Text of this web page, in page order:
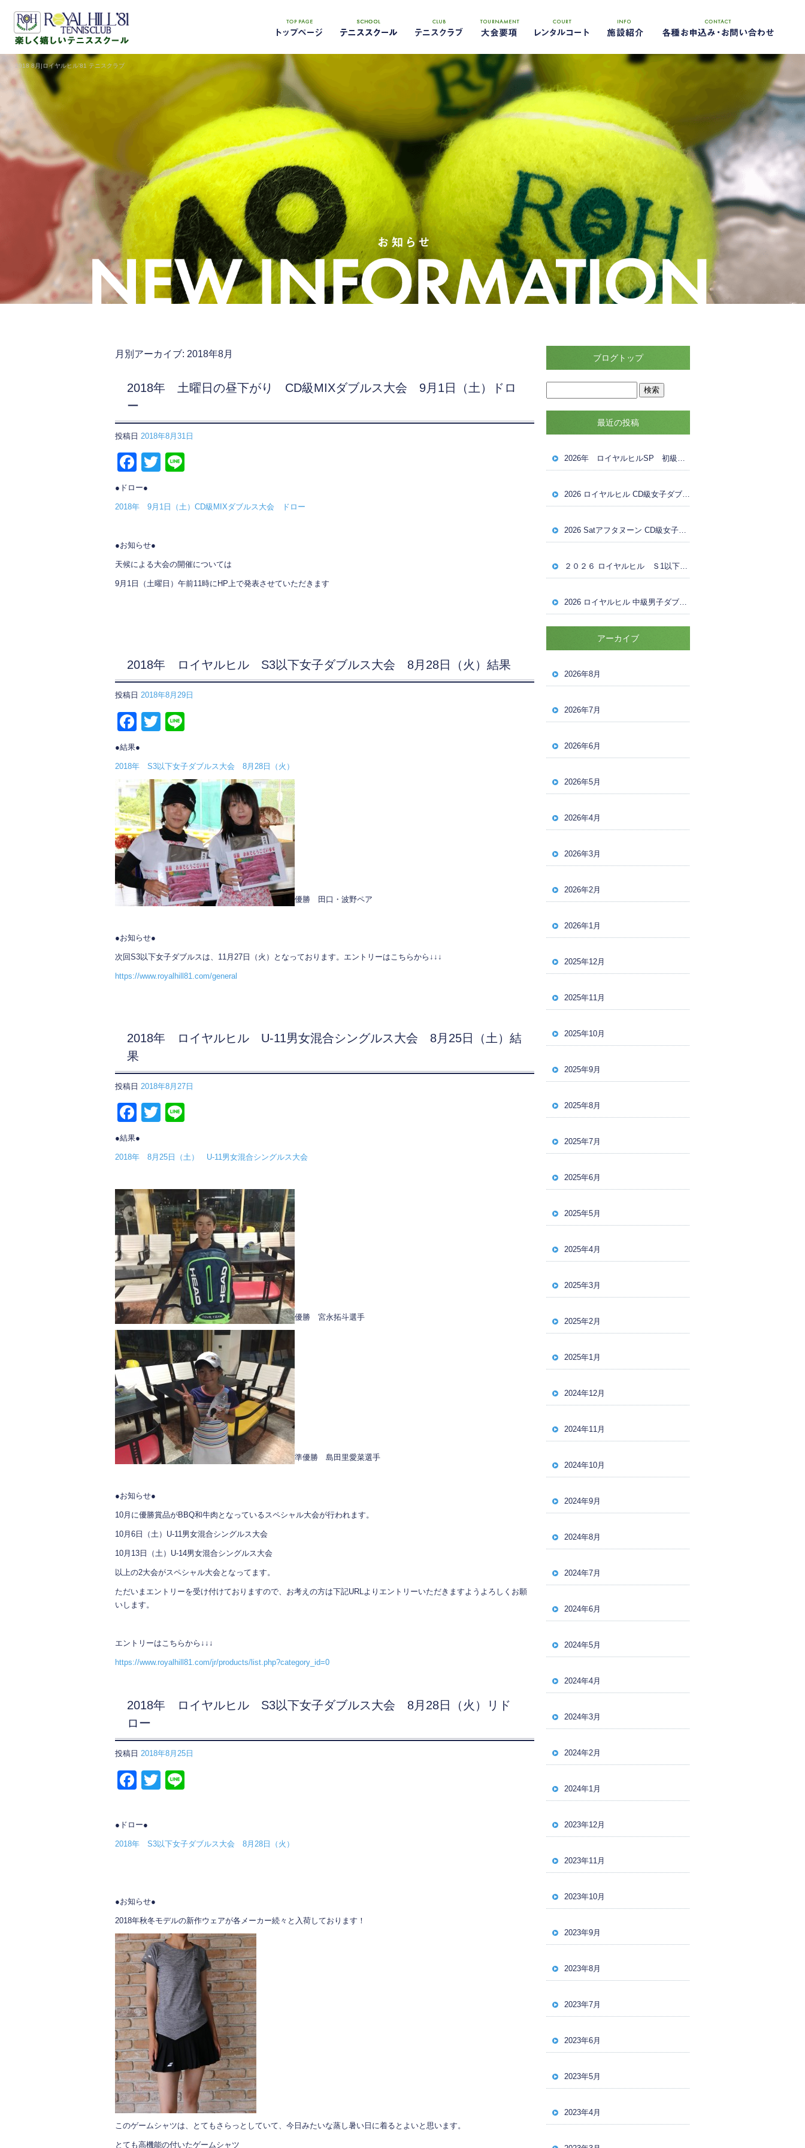
2018 8月|ロイヤルヒル'81 テニスクラブ
月別アーカイブ: 2018年8月
2018年 土曜日の昼下がり CD級MIXダブルス大会 9月1日（土）ドロ
ー
投稿日 2018年8月31日
F
a
c
b
o
o
T
tt
e
●ドロー●
2018年 9月1日（土）CD級MIXダブルス大会 ドロー
●お知らせ●
天候による大会の開催については
9月1日（土曜日）午前11時にHP上で発表させていただきます
2018年 ロイヤルヒル S3以下女子ダブルス大会 8月28日（火）結果
投稿日 2018年8月29日
F
a
c
e
b
o
o
k
T
tt
er
e
●結果●
2018年 S3以下女子ダブルス大会 8月28日（火）
優勝 田口・波野ペア
●お知らせ●
次回S3以下女子ダブルスは、11月27日（火）となっております。エントリーはこちらから↓↓↓
https://www.royalhill81.com/general
2018年 ロイヤルヒル U-11男女混合シングルス大会 8月25日（土）結
果
投稿日 2018年8月27日
F
a
c
b
o
o
k
T
tt
e
●結果●
2018年 8月25日（土） U-11男女混合シングルス大会
優勝 宮永拓斗選手
準優勝 島田里愛菜選手
●お知らせ●
10月に優勝賞品がBBQ和牛肉となっているスペシャル大会が行われます。
10月6日（土）U-11男女混合シングルス大会
10月13日（土）U-14男女混合シングルス大会
以上の2大会がスペシャル大会となってます。
ただいまエントリーを受け付けておりますので、お考えの方は下記URLよりエントリーいただきますようよろしくお願
いします。
エントリーはこちらから↓↓↓
https://www.royalhill81.com/jr/products/list.php?category_id=0
2018年 ロイヤルヒル S3以下女子ダブルス大会 8月28日（火）リド
ロー
投稿日 2018年8月25日
F
c
e
o
k
T
er
●ドロー●
2018年 S3以下女子ダブルス大会 8月28日（火）
●お知らせ●
2018年秋冬モデルの新作ウェアが各メーカー続々と入荷しております！
このゲームシャツは、とてもさらっとしていて、今日みたいな蒸し暑い日に着るとよいと思います。
とても高機能の付いたゲームシャツ
ブログトップ
最近の投稿
アーカイブ
2026年8月
2026年7月
2026年6月
2026年5月
2026年4月
2026年3月
2026年2月
2026年1月
2025年12月
2025年11月
2025年10月
2025年9月
2025年8月
2025年7月
2025年6月
2025年5月
2025年4月
2025年3月
2025年2月
2025年1月
2024年12月
2024年11月
2024年10月
2024年9月
2024年8月
2024年7月
2024年6月
2024年5月
2024年4月
2024年3月
2024年2月
2024年1月
2023年12月
2023年11月
2023年10月
2023年9月
2023年8月
2023年7月
2023年6月
2023年5月
2023年4月